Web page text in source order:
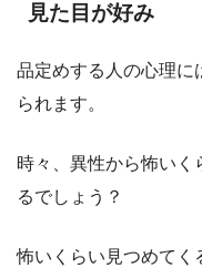
見た目が好み
品定めする人の心理に
られます。
時々、異性から怖いく
るでしょう？
怖いくらい見つめてく